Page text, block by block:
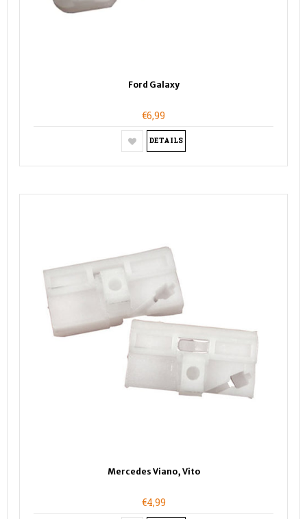
Ford Galaxy
€6,99
DETAILS
Mercedes Viano, Vito
€4,99